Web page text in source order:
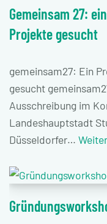
Gemeinsam 27:
Projekte gesucht
gemeinsam27: Ein
gesucht
Ausschreibung im
Landeshauptstadt
Düsseldorfer…